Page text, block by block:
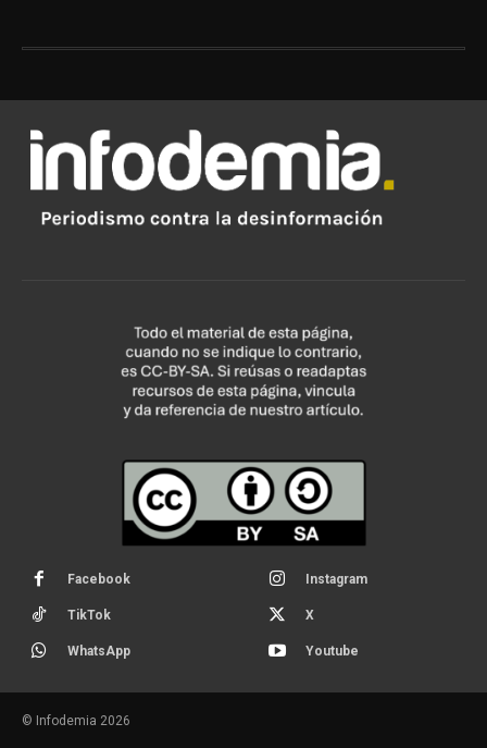
Facebook Instagram
TikTok X
WhatsApp Youtube
© Infodemia 2026